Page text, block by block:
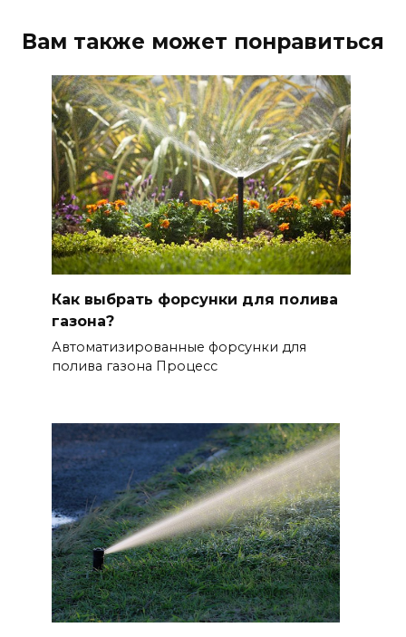
Вам также может понравиться
Как выбрать форсунки для полива
газона?
Автоматизированные форсунки для
полива газона Процесс